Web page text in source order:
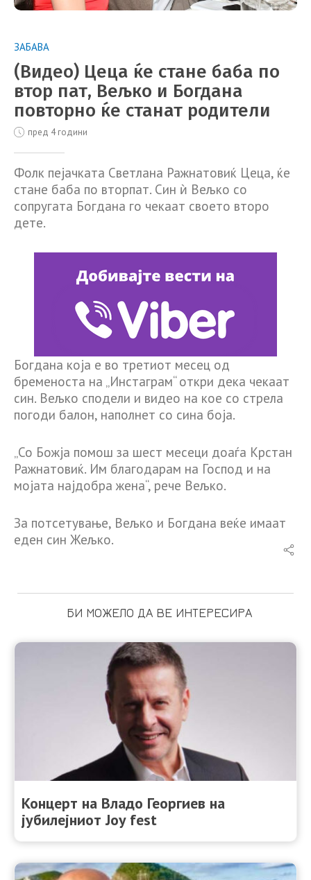
ЗАБАВА
(Видео) Цеца ќе стане баба по
втор пат, Вељко и Богдана
повторно ќе станат родители
пред 4 години
Фолк пејачката Светлана Ражнатовиќ Цеца, ќе
стане баба по вторпат. Син ѝ Вељко со
сопругата Богдана го чекаат своето второ
дете.
Богдана која е во третиот месец од
бременоста на „Инстаграм“ откри дека чекаат
син. Вељко сподели и видео на кое со стрела
погоди балон, наполнет со сина боја.
„Со Божја помош за шест месеци доаѓа Крстан
Ражнатовиќ. Им благодарам на Господ и на
мојата најдобра жена“, рече Вељко.
За потсетување, Вељко и Богдана веќе имаат
еден син Жељко.
БИ МОЖЕЛО ДА ВЕ ИНТЕРЕСИРА
Концерт на Владо Георгиев на
јубилејниот Joy fest